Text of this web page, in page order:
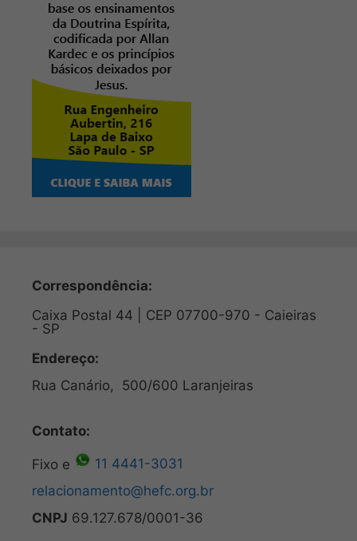
Correspondência:
Caixa Postal 44 | CEP 07700-970 - Caieiras
- SP
Endereço:
Rua Canário, 500/600 Laranjeiras
Contato:
Fixo e
11 4441-3031
relacionamento@hefc.org.br
CNPJ 69.127.678/0001-36